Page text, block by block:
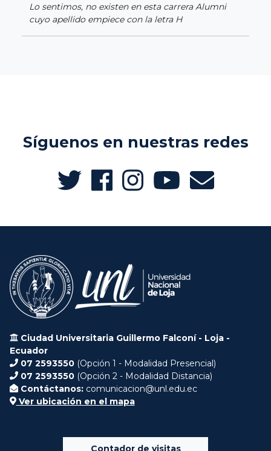
Lo sentimos, no existen en esta carrera Alumni
cuyo apellido empiece con la letra H
Síguenos en nuestras redes
Ciudad Universitaria Guillermo Falconí - Loja -
Ecuador
07 2593550 (Opción 1 - Modalidad Presencial)
07 2593550 (Opción 2 - Modalidad Distancia)
Contáctanos: comunicacion@unl.edu.ec
Ver ubicación en el mapa
Contador de visitas